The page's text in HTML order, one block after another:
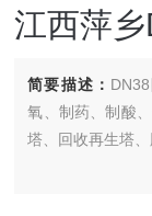
江西萍
简要描述：
氧、制药、制酸
塔、回收再生塔、